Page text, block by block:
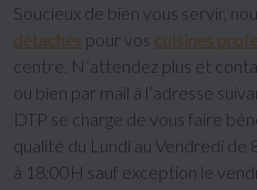
Soucieux de bien vous servir,
détachés pour vos cuisines
centre. N’attendez plus et
ou bien par mail à l’adresse
DTP se charge de vous faire
qualité du Lundi au Vendredi
à 18:00H sauf exception le